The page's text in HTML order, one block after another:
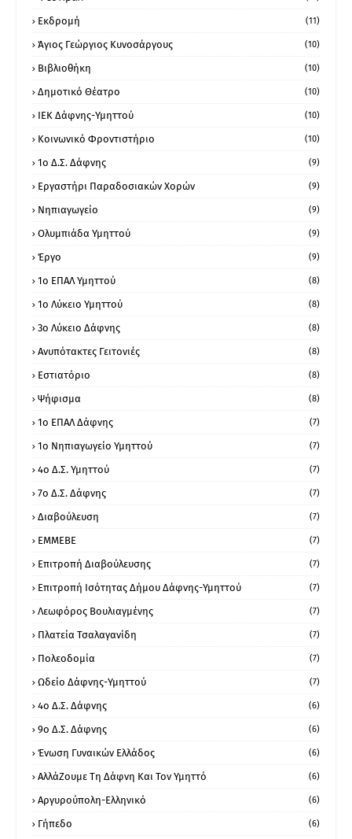
Εκδρομή (11)
Άγιος Γεώργιος Κυνοσάργους (10)
Βιβλιοθήκη (10)
Δημοτικό Θέατρο (10)
ΙΕΚ Δάφνης-Υμηττού (10)
Κοινωνικό Φροντιστήριο (10)
1ο Δ.Σ. Δάφνης (9)
Εργαστήρι Παραδοσιακών Χορών (9)
Νηπιαγωγείο (9)
Ολυμπιάδα Υμηττού (9)
Έργο (9)
1o ΕΠΑΛ Υμηττού (8)
1ο Λύκειο Υμηττού (8)
3ο Λύκειο Δάφνης (8)
Ανυπότακτες Γειτονιές (8)
Εστιατόριο (8)
Ψήφισμα (8)
1ο ΕΠΑΛ Δάφνης (7)
1ο Νηπιαγωγείο Υμηττού (7)
4ο Δ.Σ. Υμηττού (7)
7ο Δ.Σ. Δάφνης (7)
Διαβούλευση (7)
ΕΜΜΕΒΕ (7)
Επιτροπή Διαβούλευσης (7)
Επιτροπή Ισότητας Δήμου Δάφνης-Υμηττού (7)
Λεωφόρος Βουλιαγμένης (7)
Πλατεία Τσαλαγανίδη (7)
Πολεοδομία (7)
Ωδείο Δάφνης-Υμηττού (7)
4ο Δ.Σ. Δάφνης (6)
9ο Δ.Σ. Δάφνης (6)
Ένωση Γυναικών Ελλάδος (6)
ΑλλάΖουμε Τη Δάφνη Και Τον Υμηττό (6)
Αργυρούπολη-Ελληνικό (6)
Γήπεδο (6)